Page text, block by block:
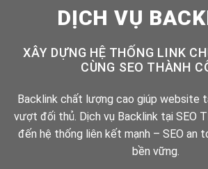
DỊCH VỤ
XÂY DỰNG HỆ THỐNG LINK
CÙNG SEO THÀNH
Backlink chất lượng cao giúp website
vượt đối thủ. Dịch vụ Backlink tại SEO
đến hệ thống liên kết mạnh – SEO an
bền vững.